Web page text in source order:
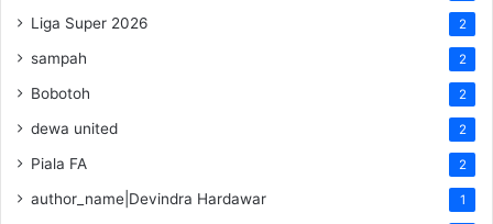
Liga Super 2026 2
sampah 2
Bobotoh 2
dewa united 2
Piala FA 2
author_name|Devindra Hardawar 1